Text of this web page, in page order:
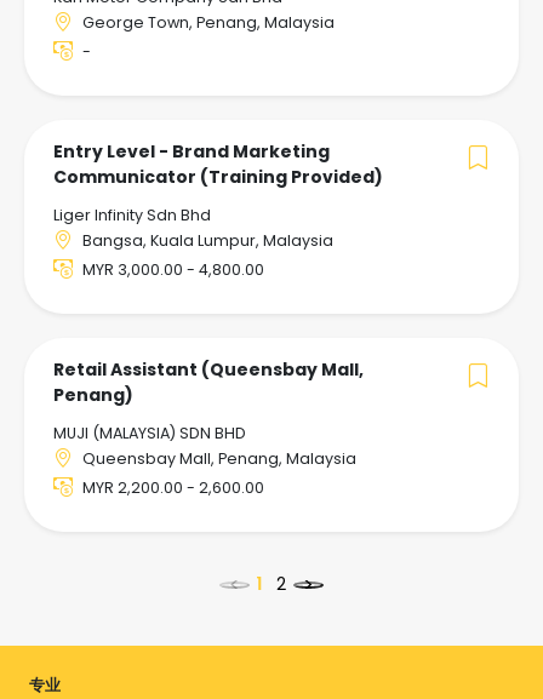
George Town, Penang, Malaysia
-
Entry Level - Brand Marketing
Communicator (Training Provided)
Liger Infinity Sdn Bhd
Bangsa, Kuala Lumpur, Malaysia
MYR 3,000.00 - 4,800.00
Retail Assistant (Queensbay Mall,
Penang)
MUJI (MALAYSIA) SDN BHD
Queensbay Mall, Penang, Malaysia
MYR 2,200.00 - 2,600.00
< >
专业